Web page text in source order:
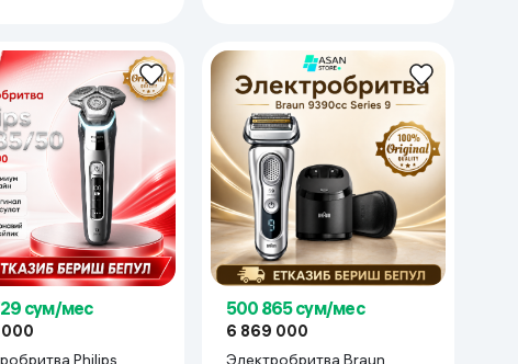
сум/мес
000
Philips
500 865 сум/мес
6 869 000
Электробритва Braun